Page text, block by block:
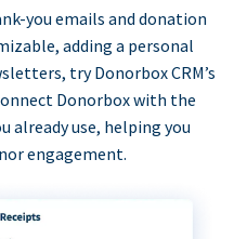
you emails and donation
adding a personal
try Donorbox CRM’s
Donorbox with the
already use, helping you
engagement.